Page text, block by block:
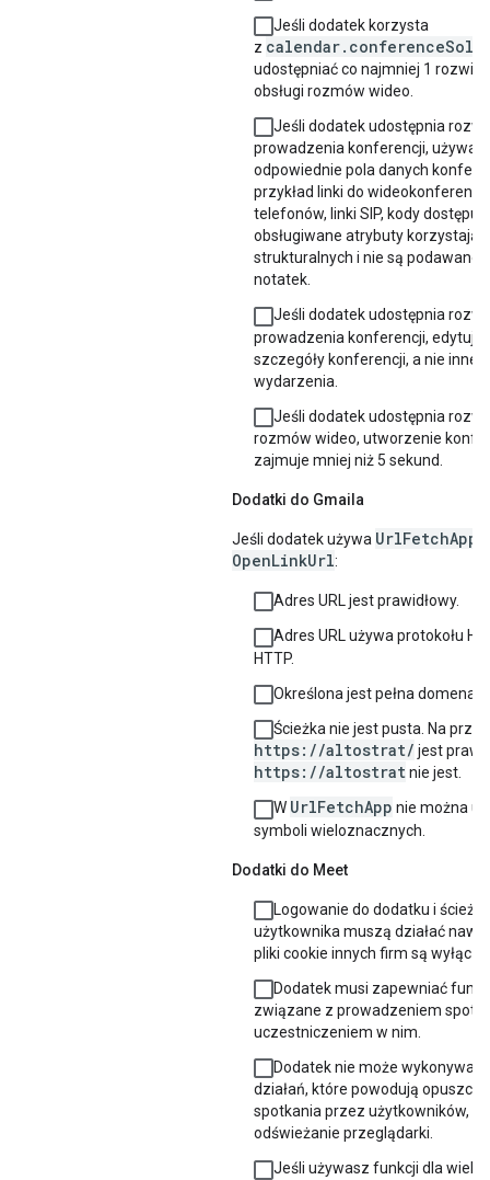
Jeśli dodatek korzysta
z
udostępniać co najmniej 1
obsługi rozmów wideo.
Jeśli dodatek udostępnia
prowadzenia konferencji,
odpowiednie pola danych
przykład linki do
telefonów, linki SIP, kody dostępu i
obsługiwane atrybuty korzystają
strukturalnych i nie są podawane
notatek.
Jeśli dodatek udostępnia
prowadzenia konferencji, edytuje
szczegóły konferencji, a nie inne
wydarzenia.
Jeśli dodatek udostępnia
rozmów wideo, utworzenie
zajmuje mniej niż 5 sekund.
Dodatki do Gmaila
Jeśli dodatek używa UrlFetchApp
OpenLinkUrl:
Adres URL jest prawidłowy.
Adres URL używa protokołu
HTTP.
Określona jest pełna domena.
Ścieżka nie jest pusta. Na
https://altostrat/ jest
https://altostratnie jest.
W UrlFetchApp nie można
symboli wieloznacznych.
Dodatki do Meet
Logowanie do dodatku i ścieżki
użytkownika muszą działać
pliki cookie innych firm są
Dodatek musi zapewniać
związane z prowadzeniem
uczestniczeniem w nim.
Dodatek nie może wykonywać
działań, które powodują
spotkania przez użytkowników,
odświeżanie przeglądarki.
Jeśli używasz funkcji dla wielu